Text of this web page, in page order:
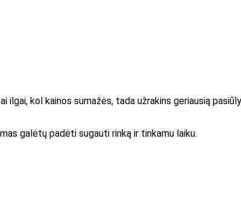
kol kainos sumažės, tada užrakins geriausią
galėtų padėti sugauti rinką ir tinkamu laiku.